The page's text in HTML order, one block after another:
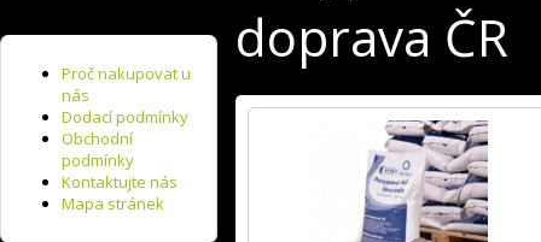
Proč nakupovat u
nás
Dodací podmínky
Obchodní
podmínky
Kontaktujte nás
Mapa stránek
doprava ČR